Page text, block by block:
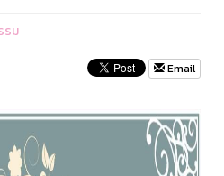
รม
Email